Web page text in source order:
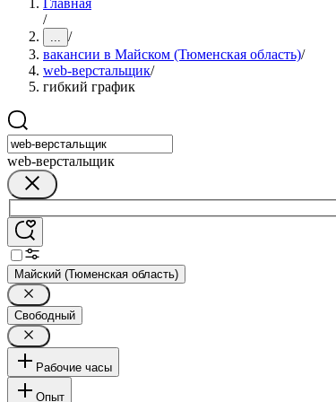
Главная
/
... /
вакансии в Майском (Тюменская область)/
web-верстальщик/
гибкий график
web-верстальщик
Майский (Тюменская область)
Свободный
Рабочие часы
Опыт